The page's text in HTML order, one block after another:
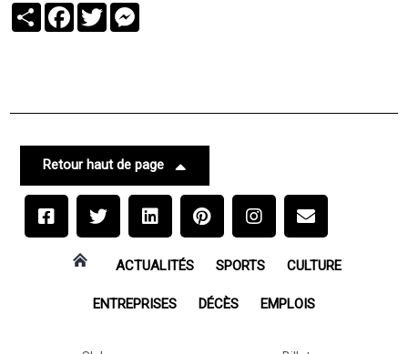
PartagerFacebook
Twitter
Retour haut de page
ACTUALITÉS SPORTS CULTURE
ENTREPRISES DÉCÈS EMPLOIS